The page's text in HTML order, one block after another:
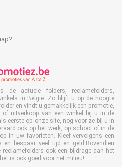
de actuele folders, reclamefolders,
in België. Zo blijft u op de hoogte
en vindt u gemakkelijk een promotie,
uitverkoop van een winkel bij u in de
eerste op onze site, nog voor ze bij u in
ook op het werk, op school of in de
in uw favorieten. Kleef vervolgens een
en bespaar veel tijd en geld.Bovendien
ook een bijdrage aan het
is ook goed voor het milieu!